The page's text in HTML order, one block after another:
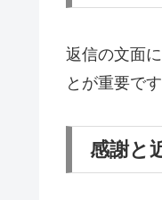
返信の文面
とが重要です
感謝と